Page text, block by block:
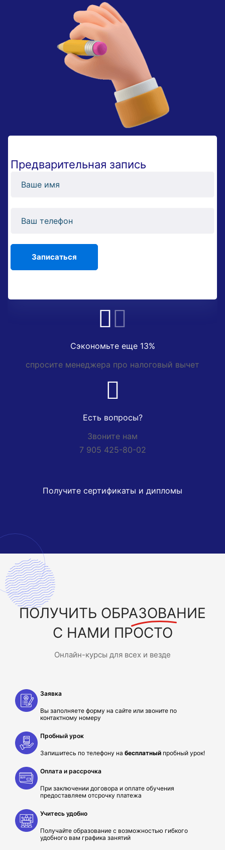
Предварительная запись
Сэкономьте еще 13%
спросите менеджера про налоговый вычет
Есть вопросы?
Звоните нам
7 905 425-80-02
Получите сертификаты и дипломы
ПОЛУЧИТЬ ОБРАЗОВАНИЕ
С НАМИ ПРОСТО
Онлайн-курсы для всех и везде
Заявка
Вы заполняете форму на сайте или звоните по
контактному номеру
Пробный урок
Запишитесь по телефону на бесплатный пробный урок!
Оплата и рассрочка
При заключении договора и оплате обучения
предоставляем отсрочку платежа
Учитесь удобно
Получайте образование с возможностью гибкого
удобного вам графика занятий